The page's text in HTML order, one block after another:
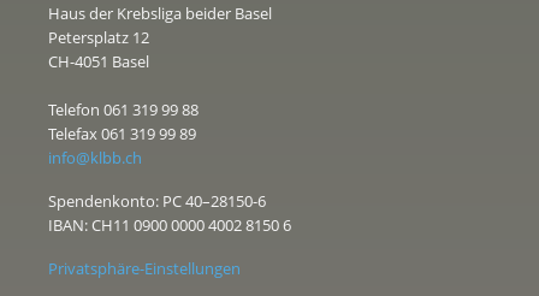
Haus der Krebsliga beider Basel
Petersplatz 12
CH-4051 Basel
Telefon 061 319 99 88
Telefax 061 319 99 89
info@klbb.ch
Spendenkonto: PC 40–28150-6
IBAN: CH11 0900 0000 4002 8150 6
Privatsphäre-Einstellungen